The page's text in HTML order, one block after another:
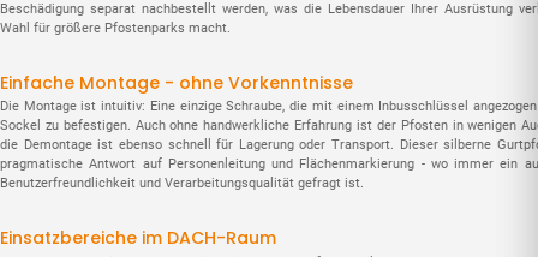
Beschädigung separat nachbestellt werden, was die Lebensdauer Ihrer Ausrüstung
Wahl für größere Pfostenparks macht.
Einfache Montage - ohne Vorkenntnisse
Die Montage ist intuitiv: Eine einzige Schraube, die mit einem Inbusschlüssel
Sockel zu befestigen. Auch ohne handwerkliche Erfahrung ist der Pfosten in wenigen
die Demontage ist ebenso schnell für Lagerung oder Transport. Dieser silberne
pragmatische Antwort auf Personenleitung und Flächenmarkierung - wo immer ein
Benutzerfreundlichkeit und Verarbeitungsqualität gefragt ist.
Einsatzbereiche im DACH-Raum